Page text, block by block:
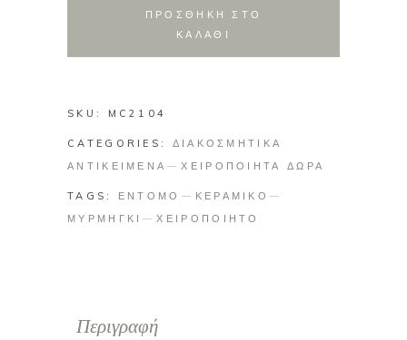
ΠΡΟΣΘΗΚΗ ΣΤΟ
ΚΑΛΑΘΙ
SKU: MC2104
CATEGORIES: ΔΙΑΚΟΣΜΗΤΙΚΑ
ΑΝΤΙΚΕΙΜΕΝΑ
ΧΕΙΡΟΠΟΙΗΤΑ ΔΩΡΑ
TAGS: ΕΝΤΟΜΟ
ΚΕΡΑΜΙΚΟ
ΜΥΡΜΗΓΚΙ
ΧΕΙΡΟΠΟΙΗΤΟ
Περιγραφή